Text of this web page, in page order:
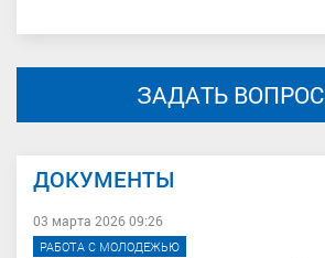
ЗАДАТЬ ВОПРОС
ДОКУМЕНТЫ
03 марта 2026 09:26
РАБОТА С МОЛОДЕЖЬЮ